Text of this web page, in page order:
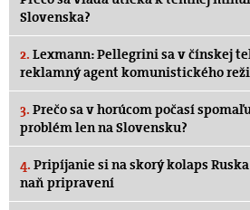
Slovenska?
2. Lexmann: Pellegrini sa v čínskej
reklamný agent komunistického
3. Prečo sa v horúcom počasí
problém len na Slovensku?
4. Pripíjanie si na skorý kolaps
naň pripravení